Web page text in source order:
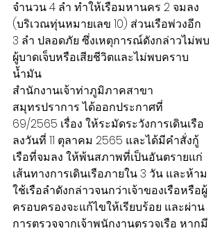
จำนวน 4 ลำ ทำให้เรือมหานคร 2 จมลง
(บริเวณทุ่นหมายเลข 10) ส่วนเรือพ่วงอีก
3 ลำ ปลอดภัย ซึ่งเหตุการณ์ดังกล่าวไม่พบ
ผู้บาดเจ็บหรือเสียชีวิตและไม่พบคราบ
น้ำมัน
สำนักงานเจ้าท่าภูมิภาคสาขา
สมุทรปราการ ได้ออกประกาศที่
69/2565 เรื่อง ให้ระมัดระวังการเดินเรือ
ลงวันที่ 11 ตุลาคม 2565 และได้มีคำสั่งกู้
เรือที่จมลง ให้พ้นสภาพที่เป็นอันตรายแก่
เส้นทางการเดินเรือภายใน 3 วัน และห้าม
ใช้เรือลำดังกล่าวจนกว่าเจ้าของเรือหรือผู้
ครอบครองจะแก้ไขให้เรียบร้อย และผ่าน
การตรวจจากเจ้าพนักงานตรวจเรือ หากมี